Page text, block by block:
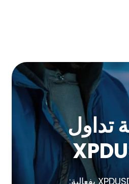
تداول